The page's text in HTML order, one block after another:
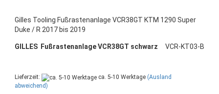
Gilles Tooling Fußrastenanlage VCR38GT KTM 1290 Super
Duke / R 2017 bis 2019
GILLES Fußrastenanlage VCR38GT schwarz VCR-KT03-B
Lieferzeit: ca. 5-10 Werktage (Ausland
abweichend)